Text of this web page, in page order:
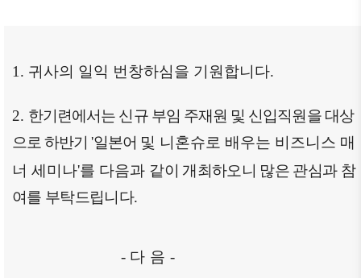
韓国貿
東京支
部
ウェブ
アクセ
シビリ
法律相
FAQ
合わせ
せ
会員社
インタ
ビュー/
寄稿
スレタ
ー
日本生
活・便
利情報
関連機
1. 귀사의 일익 번창하심을 기원합니다.
2. 한기련에서는 신규 부임 주재원 및 신입직원을 대상
으로 하반기'일본어 및 니혼슈로 배우는 비즈니스 매
너 세미나'를 다음과 같이 개최하오니 많은 관심과 참
여를 부탁드립니다.
- 다 음 -